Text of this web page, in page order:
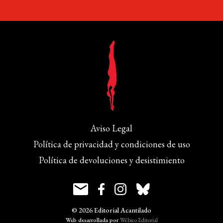
Aviso Legal
Política de privacidad y condiciones de uso
Política de devoluciones y desistimiento
© 2026 Editorial Acantilado
Web desarrollada porWébico Editorial